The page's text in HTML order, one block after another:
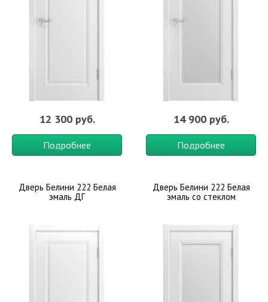
12 300 руб.
Подробнее
14 900 руб.
Подробнее
Дверь Белини 222 Белая
эмаль ДГ
Дверь Белини 222 Белая
эмаль со стеклом